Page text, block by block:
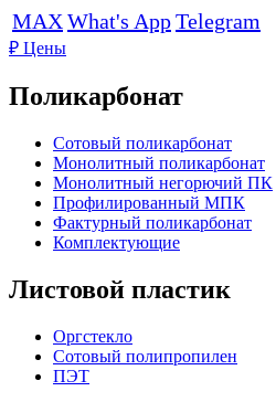
MAXWhat's AppTelegram
₽ Цены
Поликарбонат
Сотовый поликарбонат
Монолитный поликарбонат
Монолитный негорючий ПК
Профилированный МПК
Фактурный поликарбонат
Комплектующие
Листовой пластик
Оргстекло
Cотовый полипропилен
ПЭТ